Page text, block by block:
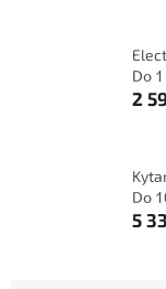
Do
2
Do
5